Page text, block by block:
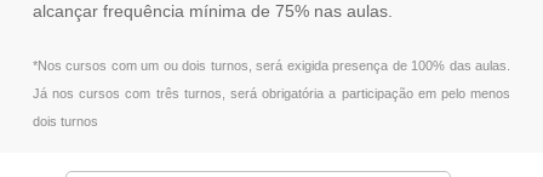
alcançar frequência mínima de 75% nas aulas.
*Nos cursos com um ou dois turnos, será exigida presença de 100% das aulas.
Já nos cursos com três turnos, será obrigatória a participação em pelo menos
dois turnos